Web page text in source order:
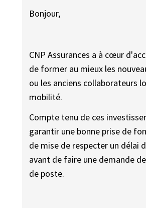
Bonjour,
CNP Assurances a à cœur
de former au mieux les
ou les anciens collaborateurs
mobilité.
Compte tenu de ces
garantir une bonne prise de
de mise de respecter un délai
avant de faire une demande
de poste.